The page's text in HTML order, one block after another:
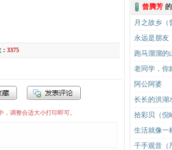
3375
调整合适大小打印即可。
曾腾芳
月之故乡（
永远是朋友
跑马溜溜的
老同学，你
阿公阿婆
长长的洪湖
拾彩贝（倪
生活就像一
千手观音（